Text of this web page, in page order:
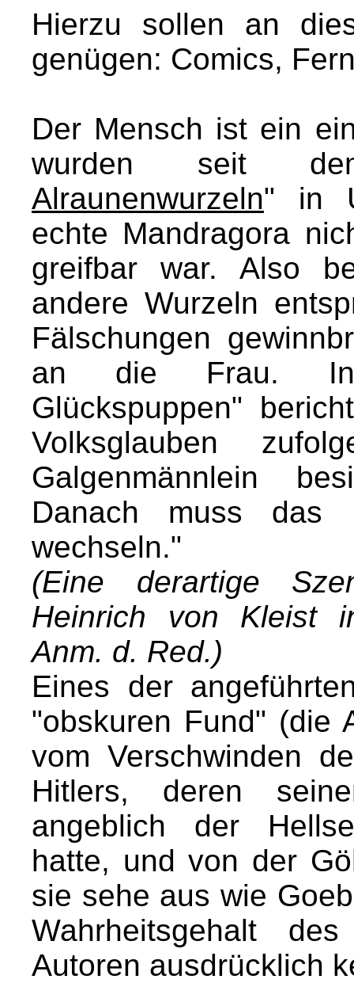
Hierzu sollen an
genügen: Comics,
Der Mensch ist ein
wurden seit
Alraunenwurzeln" in
echte Mandragora
greifbar war. Also
andere Wurzeln
Fälschungen
an die Frau. In
Glückspuppen"
Volksglauben
Galgenmännlein
Danach muss das
wechseln."
(Eine derartige
Heinrich von Kleist
Anm. d. Red.)
Eines der
"obskuren Fund" (die
vom Verschwinden
Hitlers, deren
angeblich der
hatte, und von der
sie sehe aus wie
Wahrheitsgehalt
Autoren ausdrücklich